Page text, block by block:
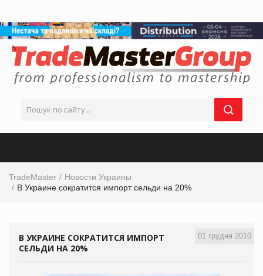
TradeMaster
Новости Украины
В Украине сократится импорт сельди на 20%
01 грудня 2010
В УКРАИНЕ СОКРАТИТСЯ ИМПОРТ
СЕЛЬДИ НА 20%